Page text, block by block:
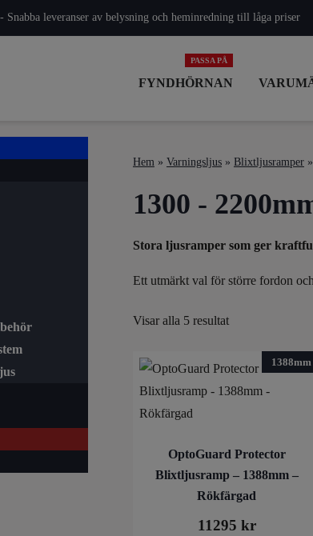
- Snabba leveranser av belysning och heminredning till låga priser
FYNDHÖRNAN
Hem» Varningsljus» Blixtljusramper»
1300 -
Stora ljusramper som ger
Ett utmärkt val för större fordon
Visar alla 5 resultat
1388mm
OptoGuard Protector
Blixtljusramp – 1388mm –
Rökfärgad
11295 kr